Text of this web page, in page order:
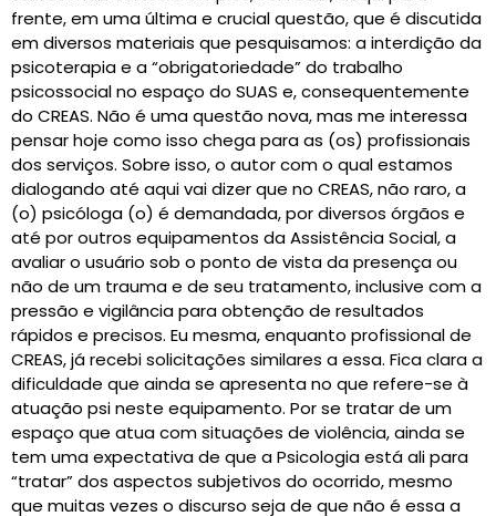
frente, em uma última e crucial questão, que é discutida
em diversos materiais que pesquisamos: a interdição da
psicoterapia e a “obrigatoriedade” do trabalho
psicossocial no espaço do SUAS e, consequentemente
do CREAS. Não é uma questão nova, mas me interessa
pensar hoje como isso chega para as (os) profissionais
dos serviços. Sobre isso, o autor com o qual estamos
dialogando até aqui vai dizer que no CREAS, não raro, a
(o) psicóloga (o) é demandada, por diversos órgãos e
até por outros equipamentos da Assistência Social, a
avaliar o usuário sob o ponto de vista da presença ou
não de um trauma e de seu tratamento, inclusive com a
pressão e vigilância para obtenção de resultados
rápidos e precisos. Eu mesma, enquanto profissional de
CREAS, já recebi solicitações similares a essa. Fica clara a
dificuldade que ainda se apresenta no que refere-se à
atuação psi neste equipamento. Por se tratar de um
espaço que atua com situações de violência, ainda se
tem uma expectativa de que a Psicologia está ali para
“tratar” dos aspectos subjetivos do ocorrido, mesmo
que muitas vezes o discurso seja de que não é essa a